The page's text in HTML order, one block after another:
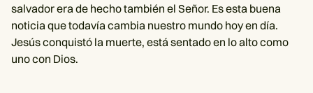
salvador era de hecho también el Señor. Es esta buena
noticia que todavía cambia nuestro mundo hoy en día.
Jesús conquistó la muerte, está sentado en lo alto como
uno con Dios.